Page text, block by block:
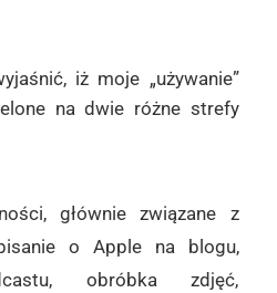
iż moje „używanie”
na dwie różne strefy
głównie związane z
o Apple na blogu,
obróbka zdjęć,